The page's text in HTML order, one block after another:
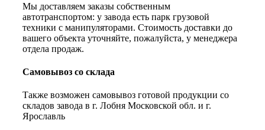
Мы доставляем заказы собственным
автотранспортом: у завода есть парк грузовой
техники с манипуляторами. Стоимость доставки до
вашего объекта уточняйте, пожалуйста, у менеджера
отдела продаж.
Самовывоз со склада
Также возможен самовывоз готовой продукции со
складов завода в г. Лобня Московской обл. и г.
Ярославль